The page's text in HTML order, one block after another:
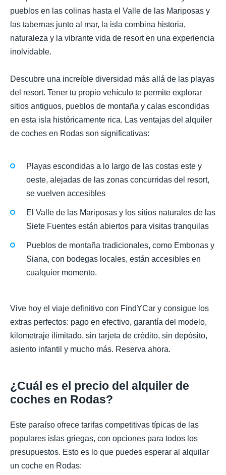
pueblos en las colinas hasta el Valle de las Mariposas y
las tabernas junto al mar, la isla combina historia,
naturaleza y la vibrante vida de resort en una experiencia
inolvidable.
Descubre una increíble diversidad más allá de las playas
del resort. Tener tu propio vehículo te permite explorar
sitios antiguos, pueblos de montaña y calas escondidas
en esta isla históricamente rica. Las ventajas del alquiler
de coches en Rodas son significativas:
Playas escondidas a lo largo de las costas este y
oeste, alejadas de las zonas concurridas del resort,
se vuelven accesibles
El Valle de las Mariposas y los sitios naturales de las
Siete Fuentes están abiertos para visitas tranquilas
Pueblos de montaña tradicionales, como Embonas y
Siana, con bodegas locales, están accesibles en
cualquier momento.
Vive hoy el viaje definitivo con FindYCar y consigue los
extras perfectos: pago en efectivo, garantía del modelo,
kilometraje ilimitado, sin tarjeta de crédito, sin depósito,
asiento infantil y mucho más. Reserva ahora.
¿Cuál es el precio del alquiler de
coches en Rodas?
Este paraíso ofrece tarifas competitivas típicas de las
populares islas griegas, con opciones para todos los
presupuestos. Esto es lo que puedes esperar al alquilar
un coche en Rodas: